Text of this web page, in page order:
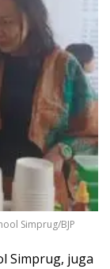
Simprug/BJP
Simprug, juga